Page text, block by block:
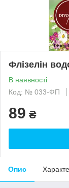
Флізелін
В наявності
Код: № 033-ФП
89 ₴
Опис